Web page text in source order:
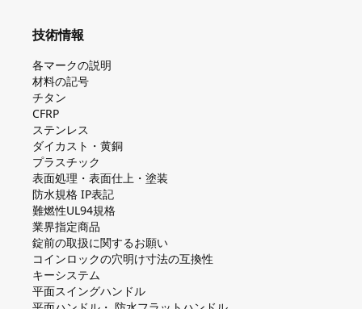
技術情報
各マークの説明
材料の記号
チタン
CFRP
ステンレス
ダイカスト・⻩銅
プラスチック
表面処理・表面仕上・塗装
防⽔規格 IP表記
難燃性UL94規格
業界指定商品
錠前の取扱に関するお願い
コインロックの⽳明け⼨法の互換性
キーシステム
平⾯スイングハンドル